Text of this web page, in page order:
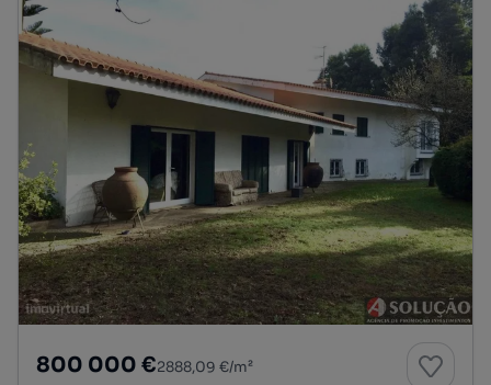
800 000 €2888,09 €/m²